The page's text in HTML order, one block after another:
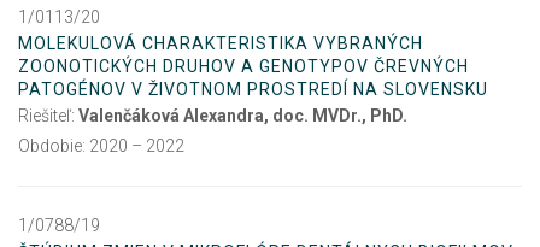
1/0113/20
MOLEKULOVÁ CHARAKTERISTIKA VYBRANÝCH
ZOONOTICKÝCH DRUHOV A GENOTYPOV ČREVNÝCH
PATOGÉNOV V ŽIVOTNOM PROSTREDÍ NA SLOVENSKU
Riešiteľ: Valenčáková Alexandra, doc. MVDr., PhD.
Obdobie: 2020 – 2022
1/0788/19